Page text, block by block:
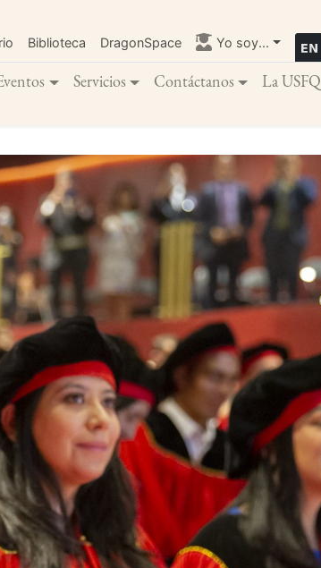
Biblioteca DragonSpace Yo soy...
Servicios Contáctanos La USFQ